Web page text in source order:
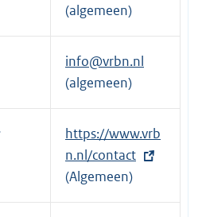
t
e
r
n
i
n
k
:
(algemeen)
info@vrbn.nl
(algemeen)
E
x
t
e
https://www.vrb
n.nl/contact
(Algemeen)